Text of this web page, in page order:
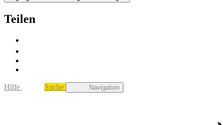
Teilen
Hilfe Suche Navigation